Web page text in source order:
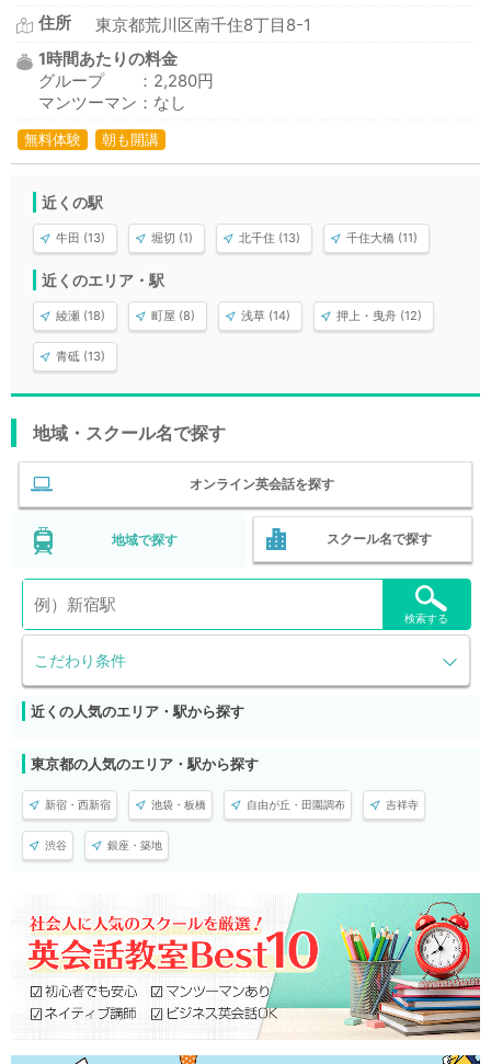
住所
東京都荒川区南千住8丁目8-1
1時間あたりの料金
グループ ：2,280円
マンツーマン：なし
無料体験 朝も開講
近くの駅
牛田 (13) 堀切 (1) 北千住 (13) 千住大橋 (11)
近くのエリア・駅
綾瀬 (18) 町屋 (8) 浅草 (14) 押上・曳舟 (12)
青砥 (13)
地域・スクール名で探す
オンライン英会話を探す
地域で探す スクール名で探す
こだわり条件
検索する
近くの人気のエリア・駅から探す
東京都の人気のエリア・駅から探す
新宿・西新宿 池袋・板橋 自由が丘・田園調布 吉祥寺
渋谷 銀座・築地